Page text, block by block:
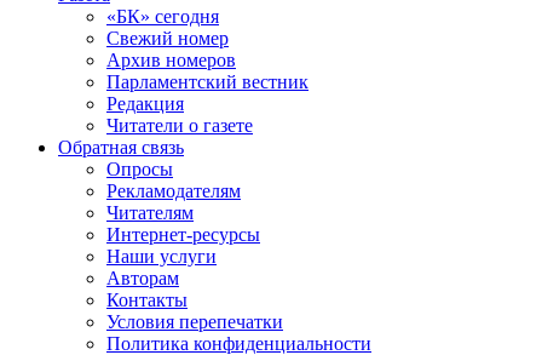
«БК» сегодня
Свежий номер
Архив номеров
Парламентский вестник
Редакция
Читатели о газете
Обратная связь
Опросы
Рекламодателям
Читателям
Интернет-ресурсы
Наши услуги
Авторам
Контакты
Условия перепечатки
Политика конфиденциальности